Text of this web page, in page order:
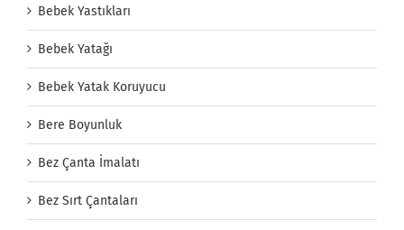
Bebek Yastıkları
Bebek Yatağı
Bebek Yatak Koruyucu
Bere Boyunluk
Bez Çanta İmalatı
Bez Sırt Çantaları